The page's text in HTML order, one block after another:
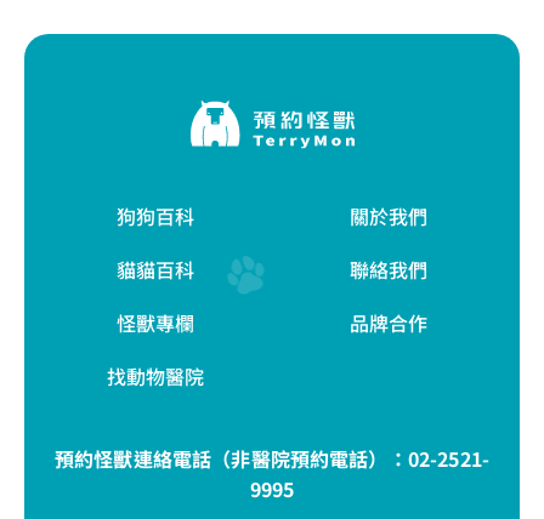
狗狗百科
貓貓百科
怪獸專欄
找動物醫院
關於我們
聯絡我們
品牌合作
預約怪獸連絡電話（非醫院預約電話）： 02-2521-
9995